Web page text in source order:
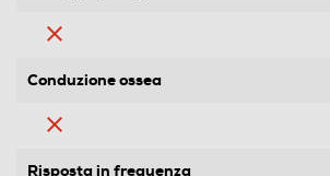
Conduzione ossea
Risposta in frequenza